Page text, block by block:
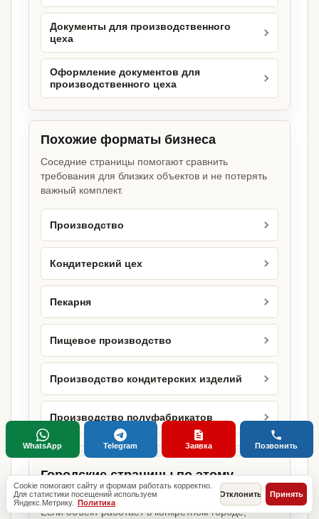
Документы для производственного
цеха
Оформление документов для
производственного цеха
Похожие форматы бизнеса
Соседние страницы помогают сравнить
требования для близких объектов и не потерять
важный комплект.
Производство
Кондитерский цех
Пекарня
Пищевое производство
Производство кондитерских изделий
Производство полуфабрикатов
Городские страницы по этому
направлению
Если объект работает в конкретном городе,
Cookie помогают сайту и формам работать корректно.
Для статистики посещений используем
Яндекс.Метрику. Политика
Отклонить Принять
WhatsApp Telegram Заявка Позвонить